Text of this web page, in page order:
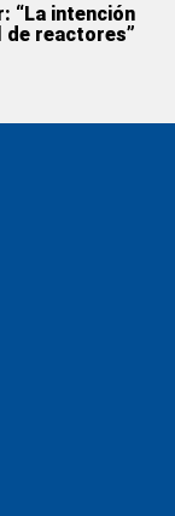
“La intención
reactores”